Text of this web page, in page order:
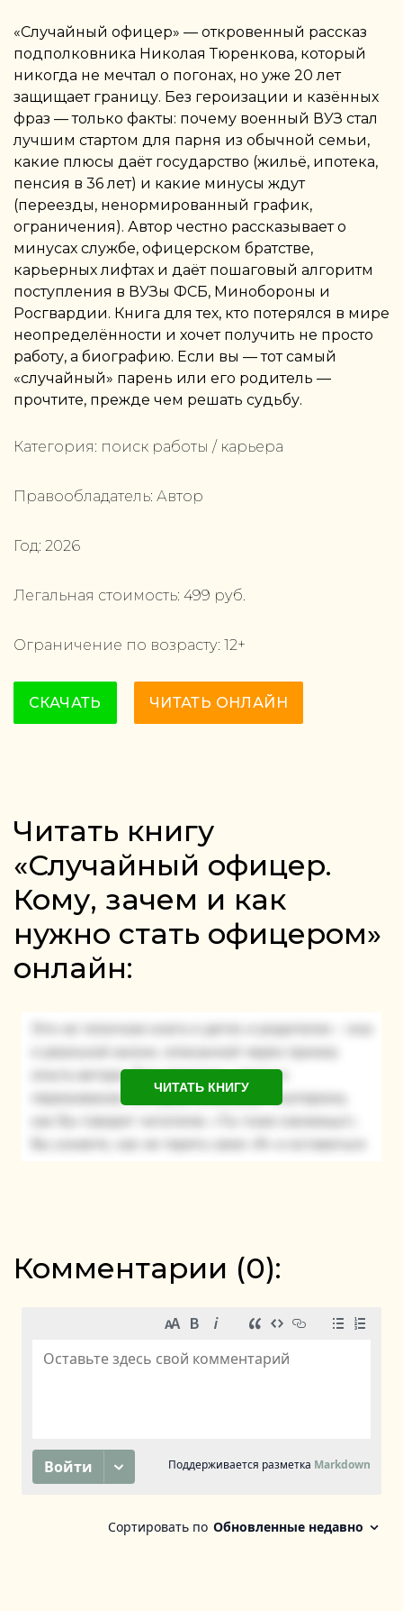
«Случайный офицер» — откровенный рассказ
подполковника Николая Тюренкова, который
никогда не мечтал о погонах, но уже 20 лет
защищает границу. Без героизации и казённых
фраз — только факты: почему военный ВУЗ стал
лучшим стартом для парня из обычной семьи,
какие плюсы даёт государство (жильё, ипотека,
пенсия в 36 лет) и какие минусы ждут
(переезды, ненормированный график,
ограничения). Автор честно рассказывает о
минусах службе, офицерском братстве,
карьерных лифтах и даёт пошаговый алгоритм
поступления в ВУЗы ФСБ, Минобороны и
Росгвардии. Книга для тех, кто потерялся в мире
неопределённости и хочет получить не просто
работу, а биографию. Если вы — тот самый
«случайный» парень или его родитель —
прочтите, прежде чем решать судьбу.
Категория: поиск работы / карьера
Правообладатель: Автор
Год: 2026
Легальная стоимость: 499 руб.
Ограничение по возрасту: 12+
СКАЧАТЬ ЧИТАТЬ ОНЛАЙН
Читать книгу
«Случайный офицер.
Кому, зачем и как
нужно стать офицером»
онлайн:
ЧИТАТЬ КНИГУ
Комментарии (0):